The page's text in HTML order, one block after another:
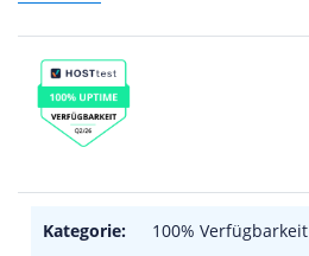
Kategorie: 100% Verfügbarkeit